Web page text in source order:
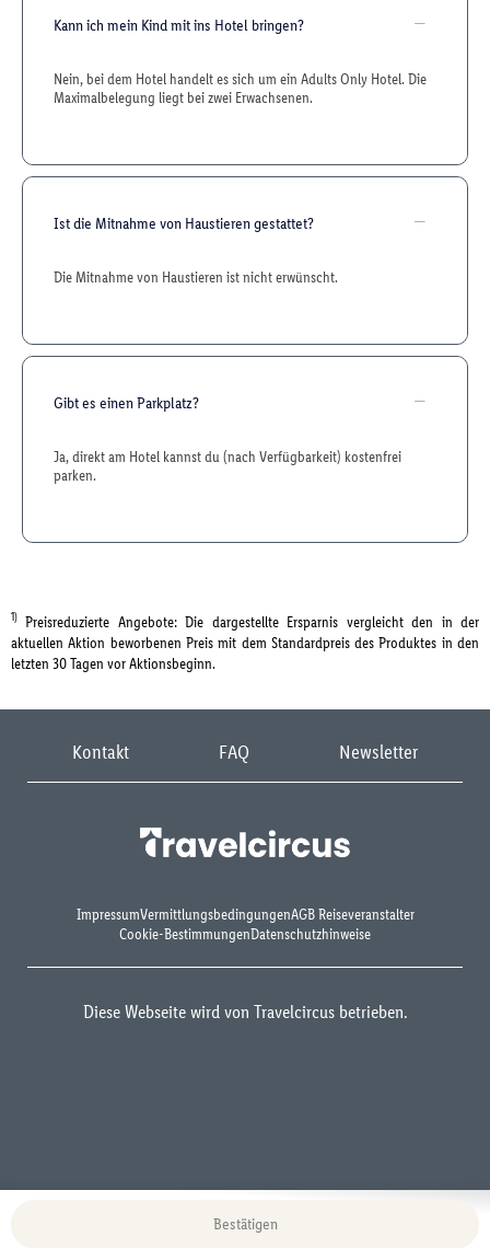
Bestätigen
Kann ich mein Kind mit ins Hotel bringen?
Nein, bei dem Hotel handelt es sich um ein Adults Only Hotel. Die
Maximalbelegung liegt bei zwei Erwachsenen.
Ist die Mitnahme von Haustieren gestattet?
Die Mitnahme von Haustieren ist nicht erwünscht.
Gibt es einen Parkplatz?
Ja, direkt am Hotel kannst du (nach Verfügbarkeit) kostenfrei
parken.
1) Preisreduzierte Angebote: Die dargestellte Ersparnis vergleicht den in der
aktuellen Aktion beworbenen Preis mit dem Standardpreis des Produktes in den
letzten 30 Tagen vor Aktionsbeginn.
Kontakt FAQ Newsletter
ImpressumVermittlungsbedingungenAGB Reiseveranstalter
Cookie-BestimmungenDatenschutzhinweise
Diese Webseite wird von Travelcircus betrieben.